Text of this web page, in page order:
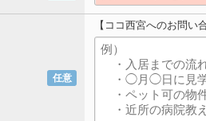
任意
【ココ西宮へのお問い